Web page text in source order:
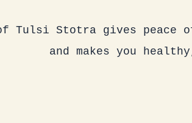
Tulsi Stotra gives
and makes you